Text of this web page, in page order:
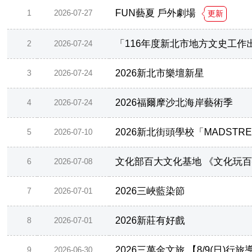
1 2026-07-27 FUN藝夏 戶外劇場 更新
2 2026-07-24 「116年度新北市地方文史工
3 2026-07-24 2026新北市樂壇新星
4 2026-07-24 2026福爾摩沙北海岸藝術季
5 2026-07-10 2026新北街頭學校「
6 2026-07-08 文化部百大文化基地 《文化玩
7 2026-07-01 2026三峽藍染節
8 2026-07-01 2026新莊有好戲
9 2026-06-30 2026三萬金文旅 【8/9(日)行旅